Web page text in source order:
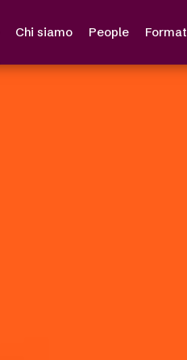
Chi siamo People Format